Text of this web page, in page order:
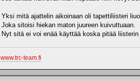
Yksi mitä ajattelin aikoinaan oli tapettiliisteri
Joka sitoisi hiekan maton juureen kuivuttuaan.
Nyt sitä ei voi enää käyttää koska pitää
www.trc-team.fi